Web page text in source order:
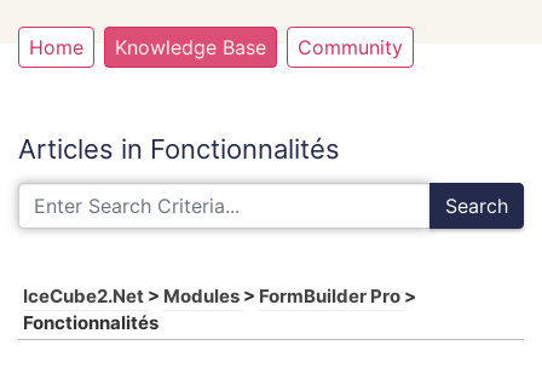
Home Knowledge Base Community
Articles in Fonctionnalités
Search
IceCube2.Net > Modules > FormBuilder Pro >
Fonctionnalités